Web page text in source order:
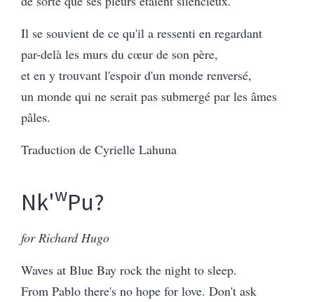
Il se souvient de ce qu'il a ressenti en regardant
par-delà les murs du cœur de son père,
et en y trouvant l'espoir d'un monde renversé,
un monde qui ne serait pas submergé par les âmes
pâles.
Traduction de Cyrielle Lahuna
Nk'wPu?
for Richard Hugo
Waves at Blue Bay rock the night to sleep.
From Pablo there's no hope for love. Don't ask